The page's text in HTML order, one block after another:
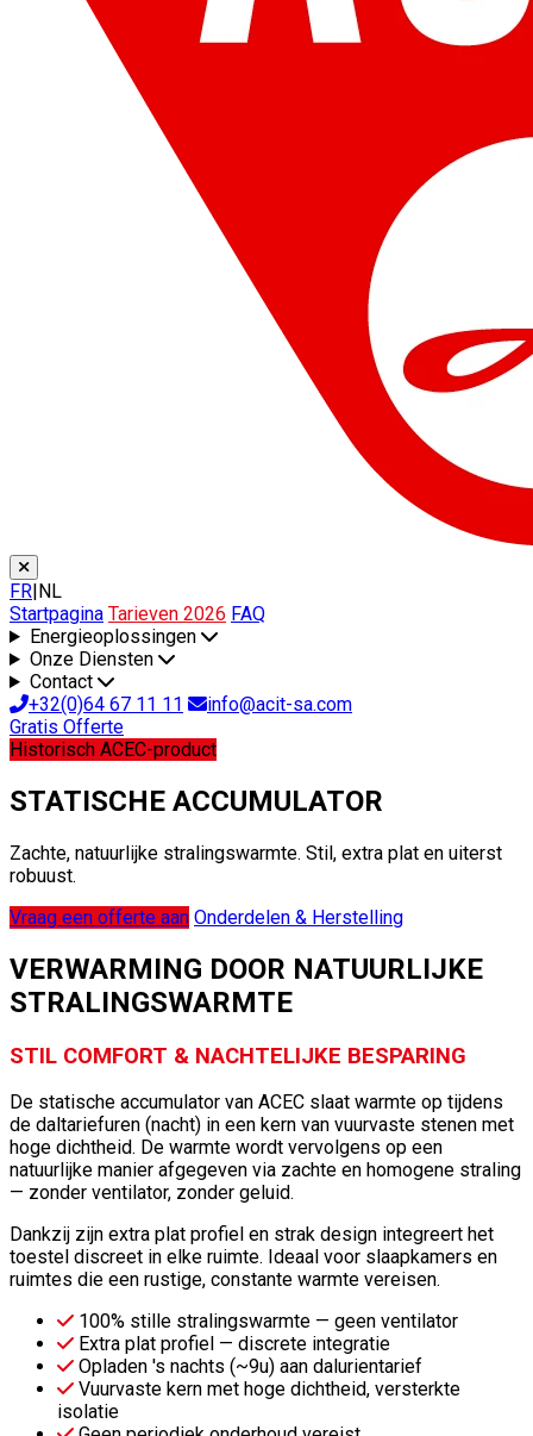
FR|NL
Startpagina Tarieven 2026 FAQ
Energieoplossingen
Onze Diensten
Contact
+32(0)64 67 11 11
info@acit-sa.com
Gratis Offerte
Historisch ACEC-product
STATISCHE ACCUMULATOR
Zachte, natuurlijke stralingswarmte. Stil, extra plat en uiterst
robuust.
Vraag een offerte aan Onderdelen & Herstelling
VERWARMING DOOR NATUURLIJKE
STRALINGSWARMTE
STIL COMFORT & NACHTELIJKE BESPARING
De statische accumulator van ACEC slaat warmte op tijdens
de daltariefuren (nacht) in een kern van vuurvaste stenen met
hoge dichtheid. De warmte wordt vervolgens op een
natuurlijke manier afgegeven via zachte en homogene straling
— zonder ventilator, zonder geluid.
Dankzij zijn extra plat profiel en strak design integreert het
toestel discreet in elke ruimte. Ideaal voor slaapkamers en
ruimtes die een rustige, constante warmte vereisen.
100% stille stralingswarmte — geen ventilator
Extra plat profiel — discrete integratie
Opladen 's nachts (~9u) aan dalurientarief
Vuurvaste kern met hoge dichtheid, versterkte
isolatie